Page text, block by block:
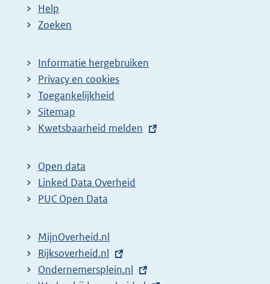
Help
Zoeken
Informatie hergebruiken
Privacy en cookies
Toegankelijkheid
Sitemap
E
t
e
r
l
i
n
Kwetsbaarheid melden
Open data
Linked Data Overheid
PUC Open Data
MijnOverheid.nl
E
x
Rijksoverheid.nl
E
Ondernemersplein.nl